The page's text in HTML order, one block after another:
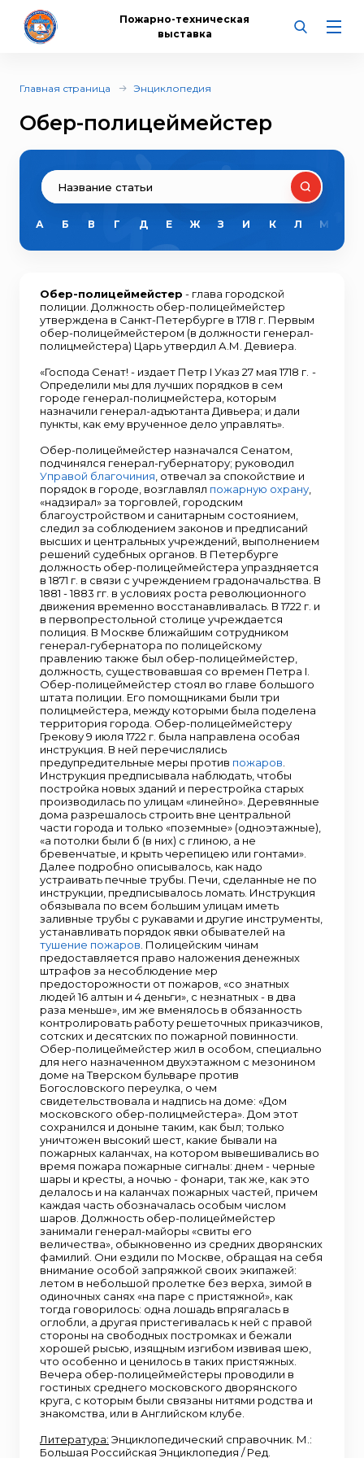
Пожарно-техническая
выставка
Главная страница Энциклопедия
Обер-полицеймейстер
А Б В Г Д Е Ж З И К Л М
Обер-полицеймейстер - глава городской
полиции. Должность обер-полицеймейстер
утверждена в Санкт-Петербурге в 1718 г. Первым
обер-полицеймейстером (в должности генерал-
полицмейстера) Царь утвердил А.М. Девиера.
«Господа Сенат! - издает Петр I Указ 27 мая 1718 г. -
Определили мы для лучших порядков в сем
городе генерал-полицмейстера, которым
назначили генерал-адъютанта Дивьера; и дали
пункты, как ему врученное дело управлять».
Обер-полицеймейстер назначался Сенатом,
подчинялся генерал-губернатору; руководил
Управой благочиния , отвечал за спокойствие и
порядок в городе, возглавлял пожарную охрану
«надзирал» за торговлей, городским
благоустройством и санитарным состоянием,
следил за соблюдением законов и предписаний
высших и центральных учреждений, выполнением
решений судебных органов. В Петербурге
должность обер-полицеймейстера упраздняется
в 1871 г. в связи с учреждением градоначальства. В
1881 - 1883 гг. в условиях роста революционного
движения временно восстанавливалась. В 1722 г. и
в первопрестольной столице учреждается
полиция. В Москве ближайшим сотрудником
генерал-губернатора по полицейскому
правлению также был обер-полицеймейстер,
должность, существовавшая со времен Петра I.
Обер-полицеймейстер стоял во главе большого
штата полиции. Его помощниками были три
полицмейстера, между которыми была поделена
территория города. Обер-полицеймейстеру
Грекову 9 июля 1722 г. была направлена особая
инструкция. В ней перечислялись
предупредительные меры против пожаров
Инструкция предписывала наблюдать, чтобы
постройка новых зданий и перестройка старых
производилась по улицам «линейно». Деревянные
дома разрешалось строить вне центральной
части города и только «поземные» (одноэтажные),
«а потолки были б (в них) с глиною, а не
бревенчатые, и крыть черепицею или гонтами».
Далее подробно описывалось, как надо
устраивать печные трубы. Печи, сделанные не по
инструкции, предписывалось ломать. Инструкция
обязывала по всем большим улицам иметь
заливные трубы с рукавами и другие инструменты,
устанавливать порядок явки обывателей на
тушение пожаров . Полицейским чинам
предоставляется право наложения денежных
штрафов за несоблюдение мер
предосторожности от пожаров, «со знатных
людей 16 алтын и 4 деньги», с незнатных - в два
раза меньше», им же вменялось в обязанность
контролировать работу решеточных приказчиков,
сотских и десятских по пожарной повинности.
Обер-полицеймейстер жил в особом, специально
для него назначенном двухэтажном с мезонином
доме на Тверском бульваре против
Богословского переулка, о чем
свидетельствовала и надпись на доме: «Дом
московского обер-полицмейстера». Дом этот
сохранился и доныне таким, как был; только
уничтожен высокий шест, какие бывали на
пожарных каланчах, на котором вывешивались во
время пожара пожарные сигналы: днем - черные
шары и кресты, а ночью - фонари, так же, как это
делалось и на каланчах пожарных частей, причем
каждая часть обозначалась особым числом
шаров. Должность обер-полицеймейстер
занимали генерал-майоры «свиты его
величества», обыкновенно из средних дворянских
фамилий. Они ездили по Москве, обращая на себя
внимание особой запряжкой своих экипажей:
летом в небольшой пролетке без верха, зимой в
одиночных санях «на паре с пристяжной», как
тогда говорилось: одна лошадь впрягалась в
оглобли, а другая пристегивалась к ней с правой
стороны на свободных постромках и бежали
хорошей рысью, изящным изгибом извивая шею,
что особенно и ценилось в таких пристяжных.
Вечера обер-полицеймейстеры проводили в
гостиных среднего московского дворянского
круга, с которым были связаны нитями родства и
знакомства, или в Английском клубе.
Литература: Энциклопедический справочник. М.:
Большая Российская Энциклопедия / Ред.